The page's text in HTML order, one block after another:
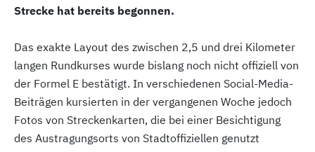
Strecke hat bereits begonnen.
Das exakte Layout des zwischen 2,5 und drei Kilometer
langen Rundkurses wurde bislang noch nicht offiziell von
der Formel E bestätigt. In verschiedenen Social-Media-
Beiträgen kursierten in der vergangenen Woche jedoch
Fotos von Streckenkarten, die bei einer Besichtigung
des Austragungsorts von Stadtoffiziellen genutzt